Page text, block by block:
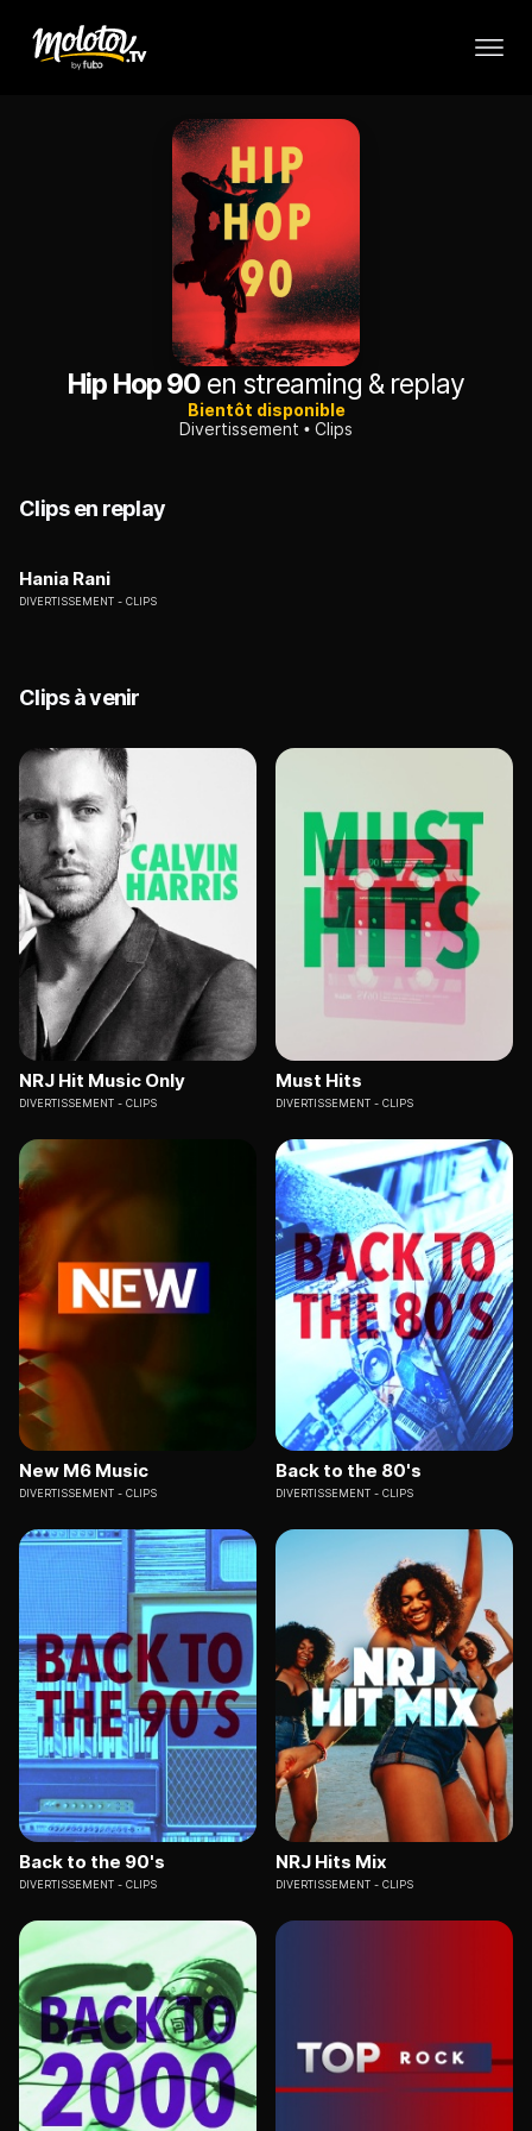
Hip Hop 90 en streaming & replay
Bientôt disponible
Divertissement
Clips
Clips en replay
Hania Rani
DIVERTISSEMENT CLIPS
Clips à venir
NRJ Hit Music Only
DIVERTISSEMENT CLIPS
Must Hits
DIVERTISSEMENT CLIPS
New M6 Music
DIVERTISSEMENT CLIPS
Back to the 80's
DIVERTISSEMENT CLIPS
Back to the 90's
DIVERTISSEMENT CLIPS
NRJ Hits Mix
DIVERTISSEMENT CLIPS